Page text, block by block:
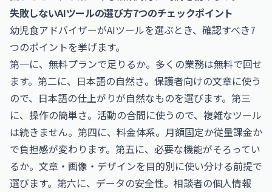
失敗しないAIツールの選び方7つのチェックポイント
幼児食アドバイザーがAIツールを選ぶとき、確認すべき7
つのポイントを挙げます。
第一に、無料プランで足りるか。多くの業務は無料で回せ
ます。第二に、日本語の自然さ。保護者向けの文章に使う
ので、日本語の仕上がりが自然なものを選びます。第三
に、操作の簡単さ。活動の合間に使うので、複雑なツール
は続きません。第四に、料金体系。月額固定か従量課金か
で負担感が変わります。第五に、必要な機能がそろってい
るか。文章・画像・デザインを目的別に使い分ける前提で
選びます。第六に、データの安全性。相談者の個人情報